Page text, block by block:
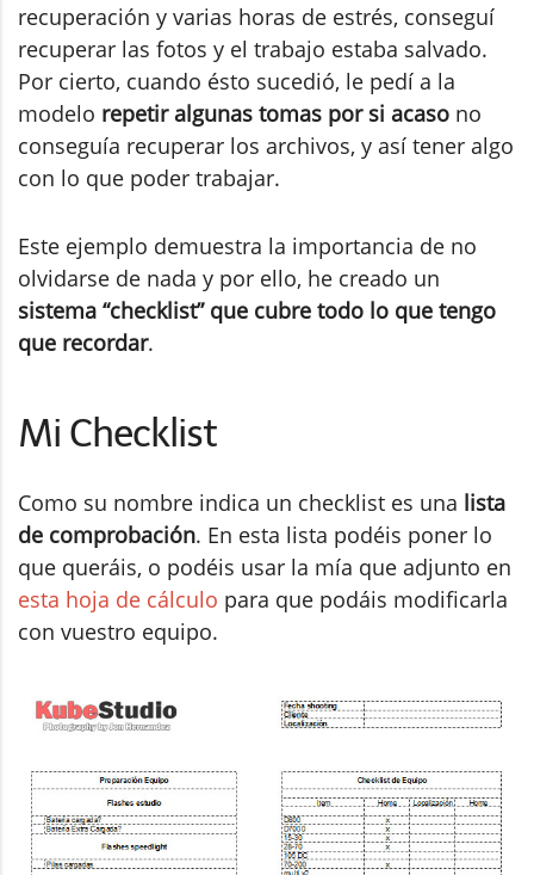
recuperación y varias horas de estrés, conseguí
recuperar las fotos y el trabajo estaba salvado.
Por cierto, cuando ésto sucedió, le pedí a la
modelo repetir algunas tomas por si acaso no
conseguía recuperar los archivos, y así tener algo
con lo que poder trabajar.
Este ejemplo demuestra la importancia de no
olvidarse de nada y por ello, he creado un
sistema “checklist” que cubre todo lo que tengo
que recordar.
Mi Checklist
Como su nombre indica un checklist es una lista
de comprobación. En esta lista podéis poner lo
que queráis, o podéis usar la mía que adjunto en
esta hoja de cálculo para que podáis modificarla
con vuestro equipo.